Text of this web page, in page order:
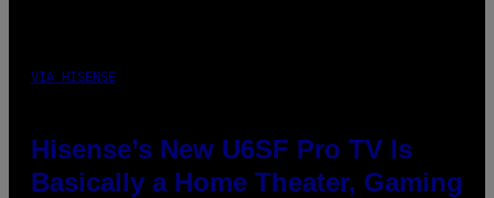
VIA HISENSE
Hisense’s New U6SF Pro TV Is
Basically a Home Theater, Gaming